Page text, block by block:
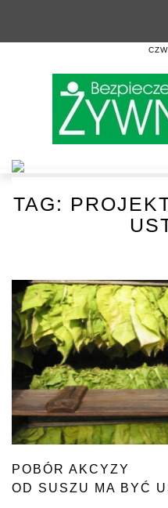
TAG:
POBÓR AKCYZY
OD SUSZU MA BYĆ